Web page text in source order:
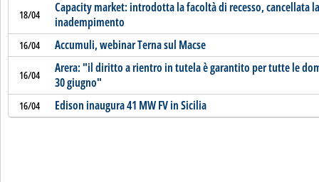
18/04
Capacity market: introdotta la facoltà di recesso, cancellata
inadempimento
16/04 Accumuli, webinar Terna sul Macse
16/04
Arera: "il diritto a rientro in tutela è garantito per tutte le
30 giugno"
16/04 Edison inaugura 41 MW FV in Sicilia